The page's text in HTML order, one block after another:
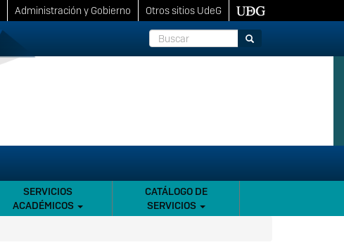
Administración y Gobierno
Otros sitios UdeG
Buscar
Buscar
SERVICIOS
ACADÉMICOS
CATÁLOGO DE
SERVICIOS